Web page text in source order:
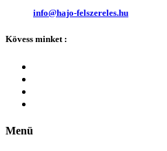
info@hajo-felszereles.hu
Kövess minket :
Menü